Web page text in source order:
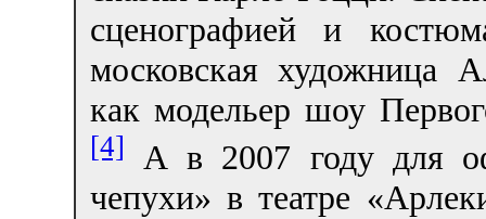
сценографией и
московская художница
как модельер шоу
[4]
А в 2007 году для
чепухи» в театре